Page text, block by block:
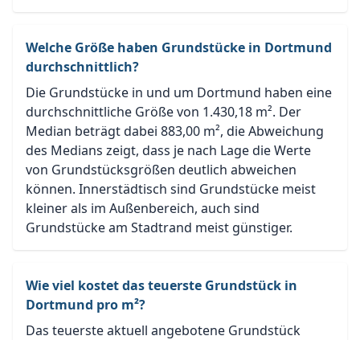
Welche Größe haben Grundstücke in Dortmund
durchschnittlich?
Die Grundstücke in und um Dortmund haben eine
durchschnittliche Größe von 1.430,18 m². Der
Median beträgt dabei 883,00 m², die Abweichung
des Medians zeigt, dass je nach Lage die Werte
von Grundstücksgrößen deutlich abweichen
können. Innerstädtisch sind Grundstücke meist
kleiner als im Außenbereich, auch sind
Grundstücke am Stadtrand meist günstiger.
Wie viel kostet das teuerste Grundstück in
Dortmund pro m²?
Das teuerste aktuell angebotene Grundstück